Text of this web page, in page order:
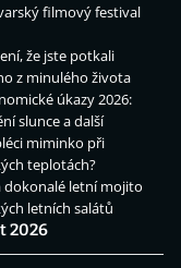
filmový festival
že jste potkali
z minulého života
úkazy 2026:
slunce a další
miminko při
teplotách?
dokonalé letní mojito
letních salátů
2026